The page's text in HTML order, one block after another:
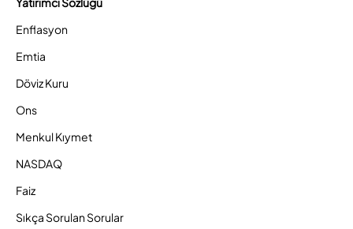
Enflasyon
Emtia
Döviz Kuru
Ons
Menkul Kıymet
NASDAQ
Faiz
Sıkça Sorulan Sorular